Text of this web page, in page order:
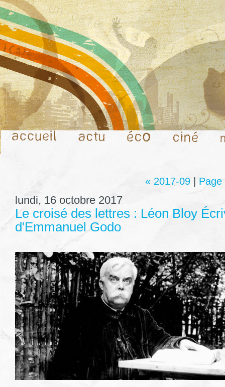
« 2017-09 Page
lundi, 16 octobre 2017
Le croisé des lettres : Léon Bloy
d'Emmanuel Godo